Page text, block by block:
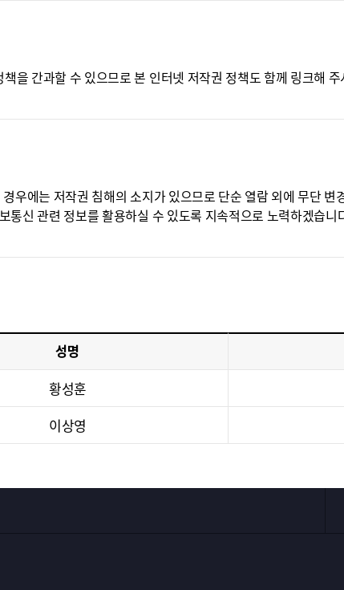
을 간과할 수 있으므로 본 인터넷 저작권 정책도 함께 링크해
에는 저작권 침해의 소지가 있으므로 단순 열람 외에 무단 변
신 관련 정보를 활용하실 수 있도록 지속적으로 노력하겠습니
성명
황성훈
이상영